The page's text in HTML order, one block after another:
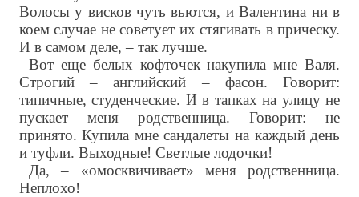
Волосы у висков чуть вьются, и Валентина ни в
коем случае не советует их стягивать в прическу.
И в самом деле, – так лучше.
Вот еще белых кофточек накупила мне Валя.
Строгий – английский – фасон. Говорит:
типичные, студенческие. И в тапках на улицу не
пускает меня родственница. Говорит: не
принято. Купила мне сандалеты на каждый день
и туфли. Выходные! Светлые лодочки!
Да, – «омосквичивает» меня родственница.
Неплохо!